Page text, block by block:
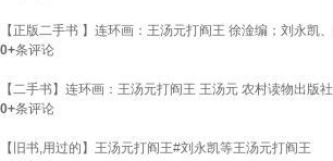
【正版二手书 】连环画：王汤元打阎王 徐淦编；刘永凯
0+条评论
【二手书】连环画：王汤元打阎王 王汤元 农村读物出版社
0+条评论
【旧书,用过的】王汤元打阎王#刘永凯等王汤元打阎王